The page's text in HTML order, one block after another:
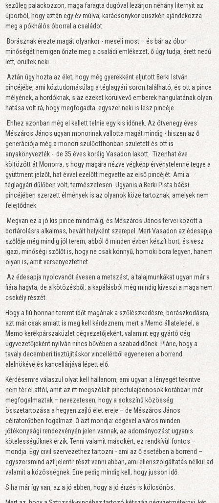
kezűleg palackozzon, maga faragta dugóval lezárjon néhány liternyit az
újborból, hogy aztán egy év múlva, karácsonykor büszkén ajándékozza
meg a pókhálós óborral a családot.
Borásznak érezte magát olyankor - meséli most – és bár az óbor
minőségét nemigen őrizte meg a családi emlékezet, ő úgy tudja, érett nedű
lett, örültek neki.
Aztán úgy hozta az élet, hogy még gyerekként eljutott Berki István
pincéjébe, ami köztudomásúlag a téglagyári soron található, és ott a pince
mélyének, a hordóknak, s az ezeket körülvevő emberek hangulatának olyan
hatása volt rá, hogy megfogadta: egyszer neki is lesz pincéje.
Ehhez azonban még el kellett telnie egy kis időnek. Az ötvenegy éves
Mészáros János ugyan monorinak vallotta magát mindig - hiszen az ő
generációja még a monori szülőotthonban született és ott is
anyakönyvezték - de 35 éves koráig Vasadon lakott. Tizenhat éve
költözött át Monorra, s hogy magára nézve végképp érvénytelenné tegye a
gyüttment jelzőt, hat évvel ezelőtt megvette az első pincéjét. Ami a
téglagyári dűlőben volt, természetesen. Ugyanis a Berki Pista bácsi
pincéjében szerzett élmények is az olyanok közé tartoznak, amelyek nem
felejtődnek.
Megvan ez a jó kis pince mindmáig, és Mészáros János tervei között a
bortárolásra alkalmas, bevált helyként szerepel. Mert Vasadon az édesapja
szőlője még mindig jól terem, abból ő minden évben készít bort, és vesz
igazi, minőségi szőlőt is, hogy ne csak könnyű, homoki bora legyen, hanem
olyan is, amit versenyeztethet.
Az édesapja nyolcvanöt évesen a metszést, a talajmunkákat ugyan már a
fiára hagyta, de a kötözésből, a kapálásból még mindig kiveszi a maga nem
csekély részét.
Hogy a fiú honnan teremt időt magának a szőlészkedésre, borászkodásra,
azt már csak amiatt is meg kell kérdeznem, mert a Memo állateledel, a
Memo kerékpárszaküzlet cégvezetőjeként, valamint egy gyártó cég
ügyvezetőjeként nyilván nincs bővében a szabadidőnek. Pláne, hogy a
tavaly decemberi tisztújításkor vincellérből egyenesen a borrend
alelnökévé és kancellárjává lépett elő.
Kérdésemre válaszul olyat kell hallanom, ami ugyan a lényegét tekintve
nem tér el attól, amit az itt megszólalt pincetulajdonosok korábban már
megfogalmaztak – nevezetesen, hogy a sokszínű közösség
összetartozása a hegyen zajló élet ereje – de Mészáros János
célratörőbben fogalmaz. Ő azt mondja: cégével a város minden
jótékonysági rendezvényén jelen vannak, az adományozást ugyanis
kötelességüknek érzik. Tenni valamit másokért, ez rendkívül fontos –
mondja. Egy civil szervezethez tartozni - ami az ő esetében a borrend –
egyszersmind azt jelenti: részt venni abban, ami ellenszolgáltatás nélkül ad
valamit a közösségnek. Erre pedig mindig kell, hogy jusson idő.
S ha már így van, az a jó ebben, hogy a jó érzés is kölcsönös.